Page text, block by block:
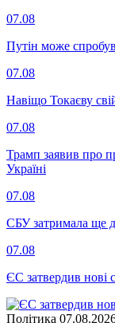
07.08
Путін може
07.08
Навіщо Токаєву
07.08
Трамп заявив про
Україні
07.08
СБУ затримала ще
07.08
ЄС затвердив нові
Полiтика